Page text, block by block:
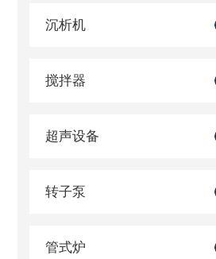
沉析机
搅拌器
超声设备
转子泵
管式炉